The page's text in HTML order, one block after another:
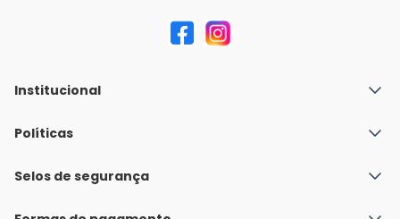
Institucional
Quem Somos
Nossas lojas
Políticas
Política de Envio
Selos de segurança